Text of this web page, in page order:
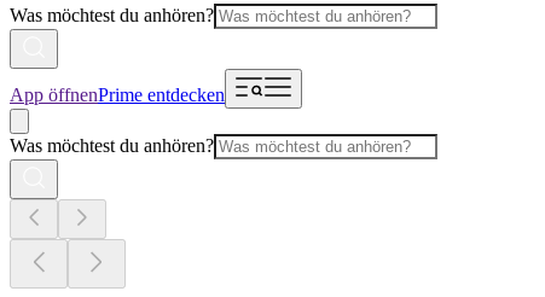
Was möchtest du anhören?
App öffnenPrime entdecken
Was möchtest du anhören?